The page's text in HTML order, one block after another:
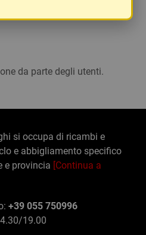
da parte degli utenti.
si occupa di ricambi e
e abbigliamento specifico
e provincia [Continua a
+39 055 750996
19.00